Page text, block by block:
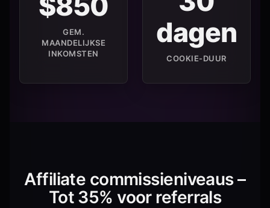
GEM.
MAANDELIJKSE
INKOMSTEN
dagen
COOKIE-DUUR
Affiliate commissieniveaus –
Tot 35% voor referrals